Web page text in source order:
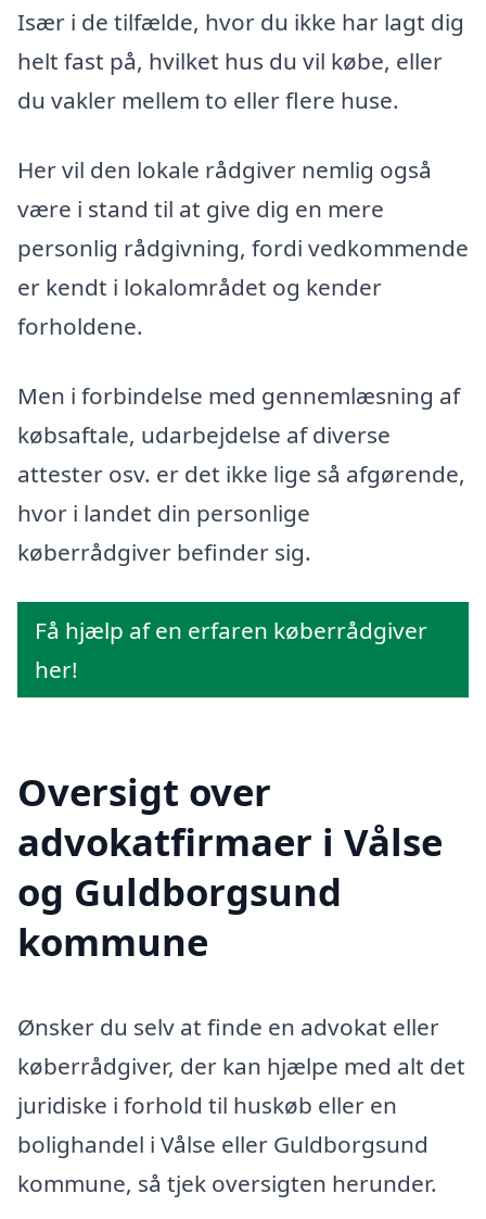
Især i de tilfælde, hvor du ikke har lagt dig
helt fast på, hvilket hus du vil købe, eller
du vakler mellem to eller flere huse.
Her vil den lokale rådgiver nemlig også
være i stand til at give dig en mere
personlig rådgivning, fordi vedkommende
er kendt i lokalområdet og kender
forholdene.
Men i forbindelse med gennemlæsning af
købsaftale, udarbejdelse af diverse
attester osv. er det ikke lige så afgørende,
hvor i landet din personlige
køberrådgiver befinder sig.
Få hjælp af en erfaren køberrådgiver
her!
Oversigt over
advokatfirmaer i Vålse
og Guldborgsund
kommune
Ønsker du selv at finde en advokat eller
køberrådgiver, der kan hjælpe med alt det
juridiske i forhold til huskøb eller en
bolighandel i Vålse eller Guldborgsund
kommune, så tjek oversigten herunder.